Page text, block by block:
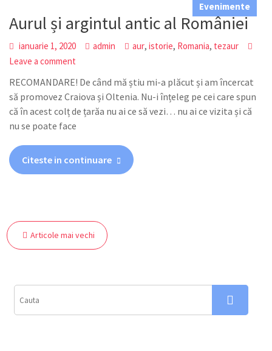
Evenimente
Aurul și argintul antic al României
ianuarie 1, 2020 admin aur,istorie, Romania, tezaur
Leave a comment
RECOMANDARE! De când mă știu mi-a plăcut și am încercat
să promovez Craiova și Oltenia. Nu-i înțeleg pe cei care spun
că în acest colț de țarăa nu ai ce să vezi… nu ai ce vizita și că
nu se poate face
Citeste in continuare
Navigare
în
Articole mai vechi